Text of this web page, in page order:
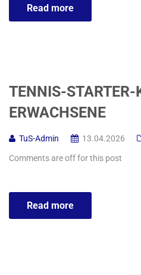
Read more
TENNIS-STARTER-
ERWACHSENE
TuS-Admin 13.04.2026
Comments are off for this post
Read more